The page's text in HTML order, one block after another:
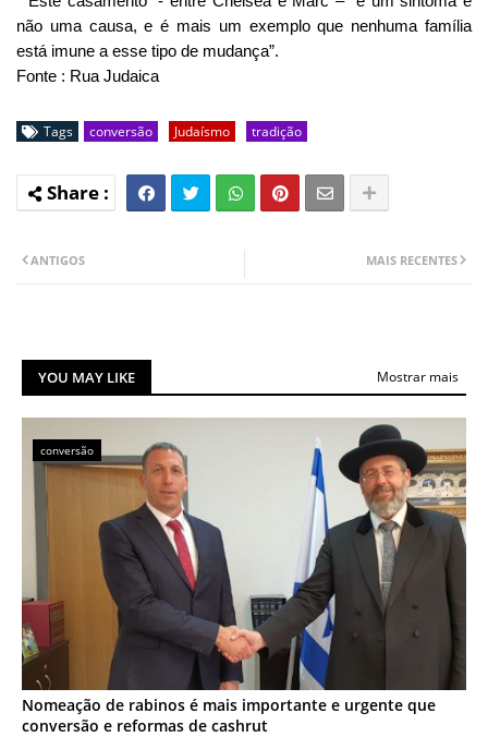
não uma causa, e é mais um exemplo que nenhuma família
está imune a esse tipo de mudança”.
Fonte : Rua Judaica
Tags conversão Judaísmo tradição
MAIS RECENTES
ANTIGOS
YOU MAY LIKE Mostrar mais
conversão
Nomeação de rabinos é mais importante e urgente que
conversão e reformas de cashrut